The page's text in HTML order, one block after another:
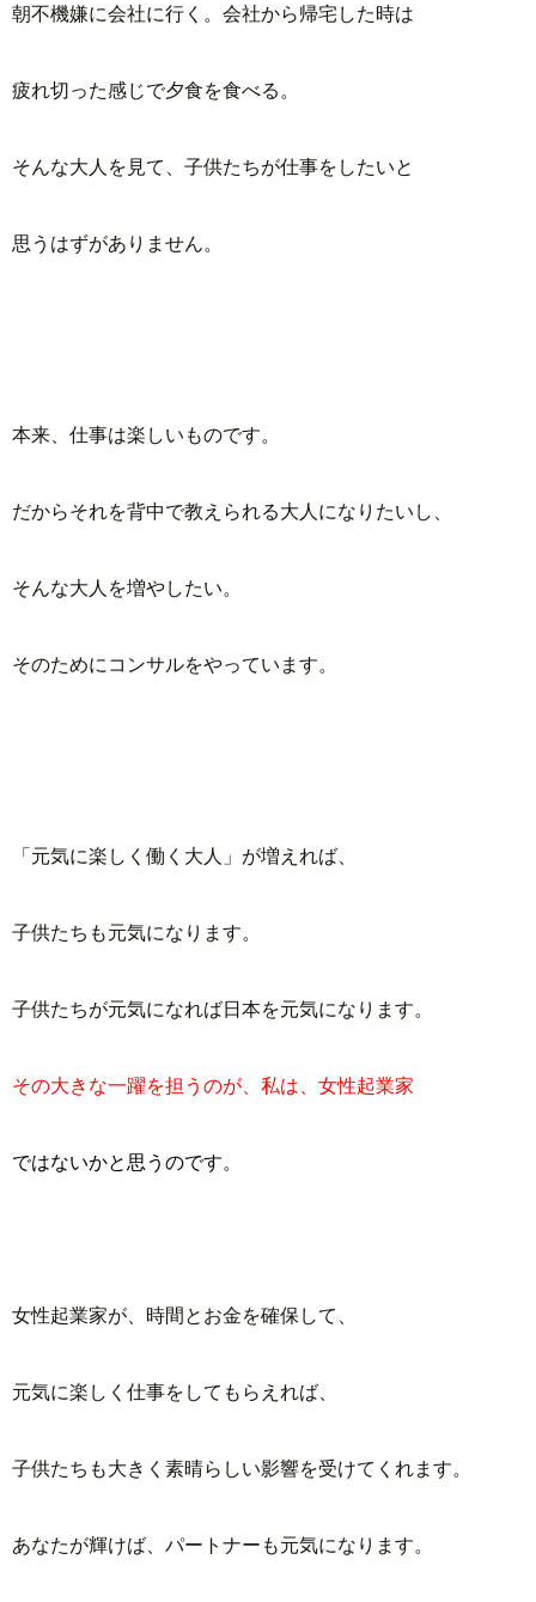
朝不機嫌に会社に行く。会社から帰宅した時は
疲れ切った感じで夕食を食べる。
そんな大人を見て、子供たちが仕事をしたいと
思うはずがありません。
本来、仕事は楽しいものです。
だからそれを背中で教えられる大人になりたいし、
そんな大人を増やしたい。
そのためにコンサルをやっています。
「元気に楽しく働く大人」が増えれば、
子供たちも元気になります。
子供たちが元気になれば日本を元気になります。
その大きな一躍を担うのが、私は、女性起業家
ではないかと思うのです。
女性起業家が、時間とお金を確保して、
元気に楽しく仕事をしてもらえれば、
子供たちも大きく素晴らしい影響を受けてくれます。
あなたが輝けば、パートナーも元気になります。